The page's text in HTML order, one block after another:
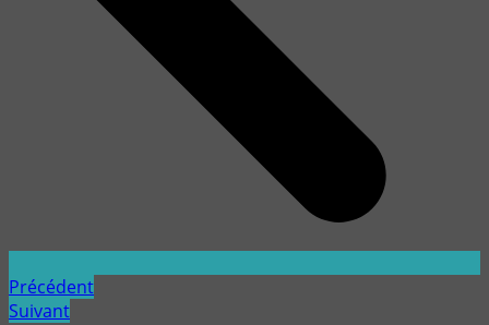
Précédent
Suivant